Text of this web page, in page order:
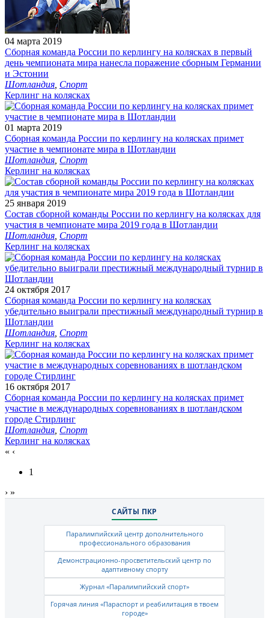
04 марта 2019
Сборная команда России по керлингу на колясках в первый
день чемпионата мира нанесла поражение сборным Германии
и Эстонии
Шотландия Спорт
Керлинг на колясках
01 марта 2019
Сборная команда России по керлингу на колясках примет
участие в чемпионате мира в Шотландии
Шотландия Спорт
Керлинг на колясках
25 января 2019
Cостав сборной команды России по керлингу на колясках для
участия в чемпионате мира 2019 года в Шотландии
Шотландия Спорт
Керлинг на колясках
24 октября 2017
Сборная команда России по керлингу на колясках
убедительно выиграли престижный международный турнир в
Шотландии
Шотландия Спорт
Керлинг на колясках
16 октября 2017
Сборная команда России по керлингу на колясках примет
участие в международных соревнованиях в шотландском
городе Стирлинг
Шотландия Спорт
Керлинг на колясках
« ‹
1
› »
САЙТЫ ПКР
Паралимпийский центр дополнительного
профессионального образования
Демонстрационно-просветительский центр по
адаптивному спорту
Журнал «Паралимпийский спорт»
Горячая линия «Параспорт и реабилитация в твоем
городе»